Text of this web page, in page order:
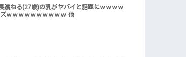
濱ねる(27歳)の乳がヤバイと話題にｗｗｗｗ
ｗｗｗｗｗｗｗｗｗｗ 他